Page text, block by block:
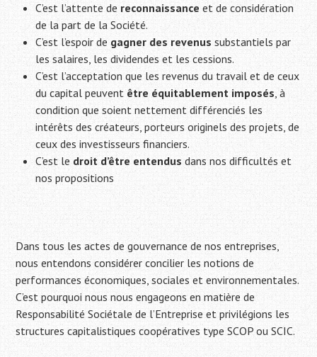
C’est l’attente de reconnaissance et de considération
de la part de la Société.
C’est l’espoir de gagner des revenus substantiels par
les salaires, les dividendes et les cessions.
C’est l’acceptation que les revenus du travail et de ceux
du capital peuvent être équitablement imposés, à
condition que soient nettement différenciés les
intérêts des créateurs, porteurs originels des projets, de
ceux des investisseurs financiers.
C’est ledroit d’être entendus dans nos difficultés et
nos propositions
Dans tous les actes de gouvernance de nos entreprises,
nous entendons considérer concilier les notions de
performances économiques, sociales et environnementales.
C’est pourquoi nous nous engageons en matière de
Responsabilité Sociétale de l’Entreprise et privilégions les
structures capitalistiques coopératives type SCOP ou SCIC.